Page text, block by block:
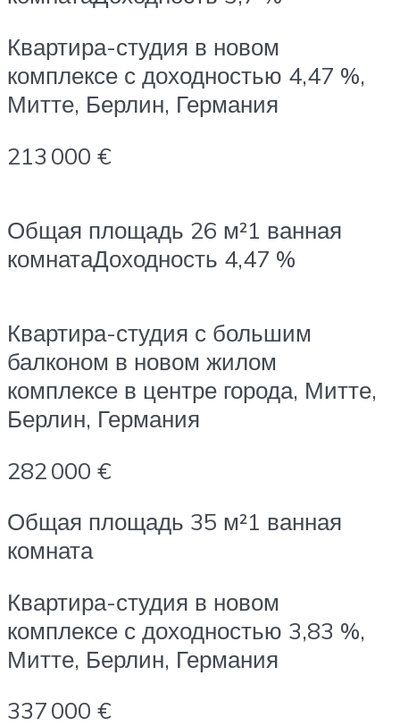
Квартира-студия в новом
комплексе с доходностью 4,47 %,
Митте, Берлин, Германия
213 000 €
Общая площадь 26 м²1 ванная
комнатаДоходность 4,47 %
Квартира-студия с большим
балконом в новом жилом
комплексе в центре города, Митте,
Берлин, Германия
282 000 €
Общая площадь 35 м²1 ванная
комната
Квартира-студия в новом
комплексе с доходностью 3,83 %,
Митте, Берлин, Германия
337 000 €